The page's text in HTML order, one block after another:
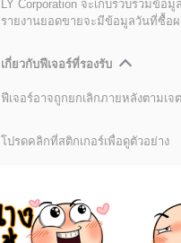
LY Corporation จะเก็บรวบรวมข้อ
รายงานยอดขายจะมีข้อมูลวันที่ซื้อ
เกี่ยวกับฟีเจอร์ที่รองรับ
ฟีเจอร์อาจถูกยกเลิกภายหลังตามเจ
โปรดคลิกที่สติกเกอร์เพื่อดูตัวอย่าง